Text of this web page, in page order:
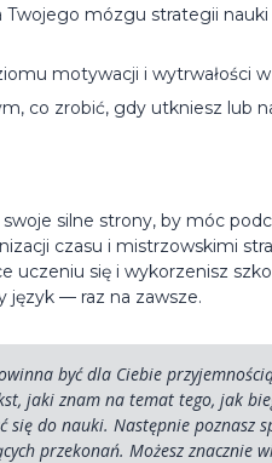
Twojego mózgu strategii
motywacji i wytrwałości
co zrobić, gdy utkniesz lub
silne strony, by móc
czasu i mistrzowskimi
uczeniu się i wykorzenisz
język — raz na zawsze.
być dla Ciebie
jaki znam na temat tego, jak
do nauki. Następnie poznasz
przekonań. Możesz znacznie